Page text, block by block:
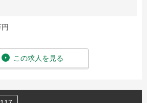
この求人を見る